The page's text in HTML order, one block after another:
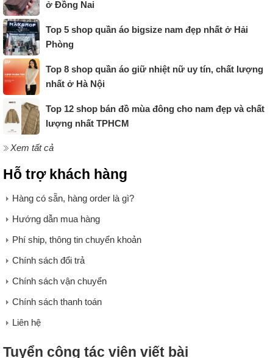
ở Đồng Nai
Top 5 shop quần áo bigsize nam đẹp nhất ở Hải
Phòng
Top 8 shop quần áo giữ nhiệt nữ uy tín, chất lượng
nhất ở Hà Nội
Top 12 shop bán đồ mùa đông cho nam đẹp và chất
lượng nhất TPHCM
Xem tất cả
Hỗ trợ khách hàng
Hàng có sẵn, hàng order là gì?
Hướng dẫn mua hàng
Phí ship, thông tin chuyển khoản
Chính sách đổi trả
Chính sách vận chuyển
Chính sách thanh toán
Liên hệ
Tuyển cộng tác viên viết bài